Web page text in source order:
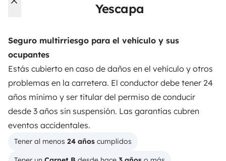
Yescapa
Seguro multirriesgo para el vehículo y sus
ocupantes
Estás cubierto en caso de daños en el vehículo y otros
problemas en la carretera. El conductor debe tener 24
años mínimo y ser titular del permiso de conducir
desde 3 años sin suspensión. Las garantías cubren
eventos accidentales.
Tener al menos 24 años cumplidos
3.84/5 sobre 1170 opiniones de usuarios en Trusted
Instagram
X Facebook
ALQUILER AUTOCARAVANAS
¿Cómo funciona?
Alquilar una autocaravana